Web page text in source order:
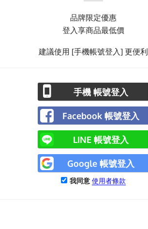
品牌限定優惠
登入享商品最低價
建議使用 [手機帳號登入] 更便利
手機 帳號登入
Facebook 帳號登入
LINE 帳號登入
Google 帳號登入
我同意 使用者條款